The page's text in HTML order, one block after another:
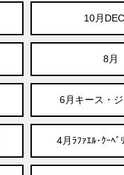
10月
8月
6月キース・
4月ﾗﾌｧｴﾙ･ｸｰﾍ